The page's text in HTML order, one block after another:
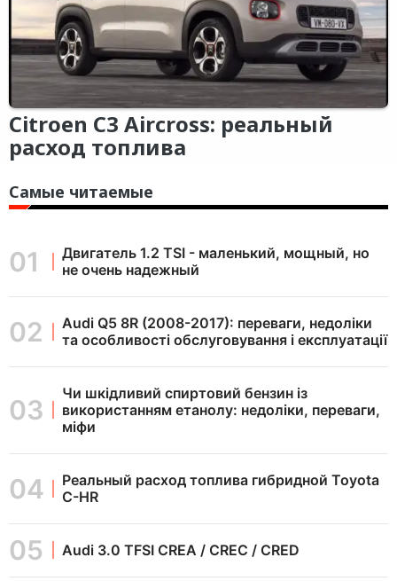
Citroen C3 Aircross: реальный
расход топлива
Самые читаемые
Двигатель 1.2 TSI - маленький, мощный, но
не очень надежный
Audi Q5 8R (2008-2017): переваги, недоліки
та особливості обслуговування і експлуатації
Чи шкідливий спиртовий бензин із
використанням етанолу: недоліки, переваги,
міфи
Реальный расход топлива гибридной Toyota
C-HR
Audi 3.0 TFSI CREA / CREC / CRED